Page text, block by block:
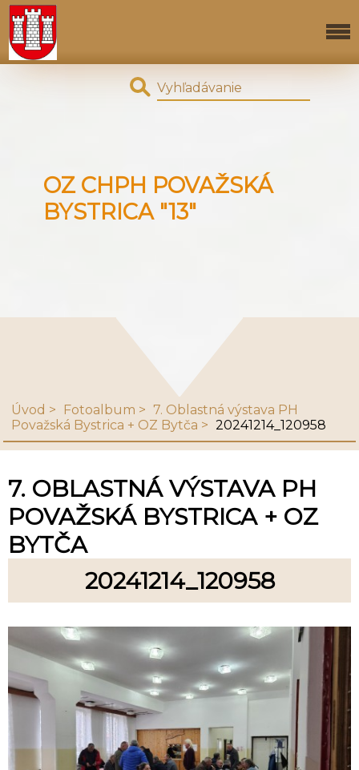
OZ CHPH POVAŽSKÁ
BYSTRICA "13"
Úvod Fotoalbum
7. Oblastná výstava PH
Považská Bystrica + OZ Bytča
20241214_120958
7. OBLASTNÁ VÝSTAVA PH
POVAŽSKÁ BYSTRICA + OZ
BYTČA
20241214_120958